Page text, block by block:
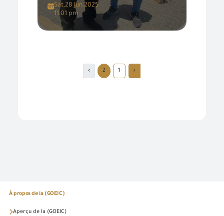
Sat,28 Jun 2025
11:01 pm
‹
1
2
›
À propos de la (GOEIC)
Aperçu de la (GOEIC)